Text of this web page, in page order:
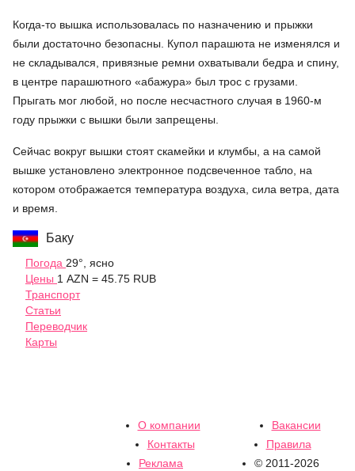
Когда-то вышка использовалась по назначению и прыжки
были достаточно безопасны. Купол парашюта не изменялся и
не складывался, привязные ремни охватывали бедра и спину,
в центре парашютного «абажура» был трос с грузами.
Прыгать мог любой, но после несчастного случая в 1960-м
году прыжки с вышки были запрещены.
Сейчас вокруг вышки стоят скамейки и клумбы, а на самой
вышке установлено электронное подсвеченное табло, на
котором отображается температура воздуха, сила ветра, дата
и время.
Баку
Погода 29°, ясно
Цены 1 AZN = 45.75 RUB
Транспорт
Статьи
Переводчик
Карты
О компании
Вакансии
Контакты
Правила
Реклама
© 2011-2026